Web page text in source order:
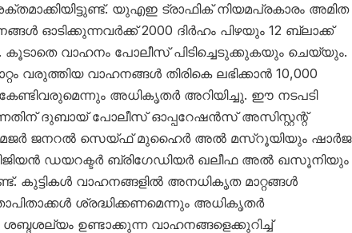
യുഎഇ ട്രാഫിക് നിയമപ്രകാരം അമിത
ഓടിക്കുന്നവർക്ക് 2000 ദിർഹം പിഴയും 12 ബ്ലാക്ക്
കൂടാതെ വാഹനം പോലീസ് പിടിച്ചെടുക്കുകയും ചെയ്യും.
വരുത്തിയ വാഹനങ്ങൾ തിരികെ ലഭിക്കാൻ 10,000
അധികൃതർ അറിയിച്ചു. ഈ നടപടി
ദുബായ് പോലീസ് ഓപ്പറേഷൻസ് അസിസ്റ്റന്റ്
ജനറൽ സെയ്ഫ് മുഹൈർ അൽ മസ്‌റൂയിയും ഷാർജ
ഡയറക്ടർ ബ്രിഗേഡിയർ ഖലീഫ അൽ ഖസൂനിയും
കുട്ടികൾ വാഹനങ്ങളിൽ അനധികൃത മാറ്റങ്ങൾ
ശ്രദ്ധിക്കണമെന്നും അധികൃതർ
ഉണ്ടാക്കുന്ന വാഹനങ്ങളെക്കുറിച്ച്